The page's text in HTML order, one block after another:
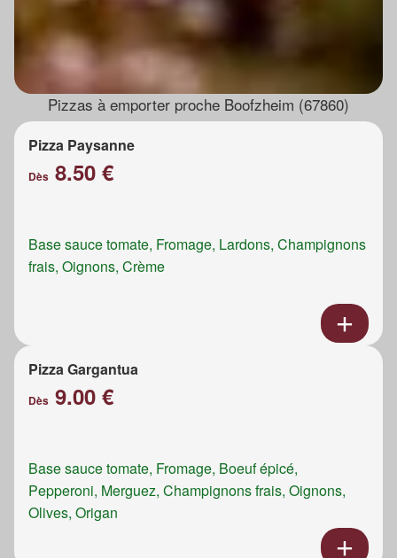
Pizzas à emporter proche Boofzheim (67860)
Pizza Paysanne
Dès 8.50 €
Base sauce tomate, Fromage, Lardons, Champignons
frais, Oignons, Crème
Pizza Gargantua
Dès 9.00 €
Base sauce tomate, Fromage, Boeuf épicé,
Pepperoni, Merguez, Champignons frais, Oignons,
Olives, Origan